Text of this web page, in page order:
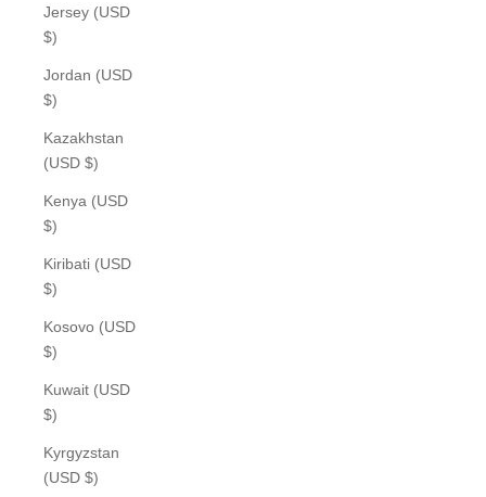
Jersey (USD
$)
Jordan (USD
$)
Kazakhstan
(USD $)
Kenya (USD
$)
Kiribati (USD
$)
Kosovo (USD
$)
Kuwait (USD
$)
Kyrgyzstan
(USD $)